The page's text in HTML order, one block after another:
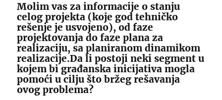
Molim vas za informacije o stanju
celog projekta (koje god tehničko
rešenje je usvojeno), od faze
projektovanja do faze plana za
realizaciju, sa planiranom dinamikom
realizacije.Da li postoji neki segment u
kojem bi građanska inicijativa mogla
pomoći u cilju što bržeg rešavanja
ovog problema?